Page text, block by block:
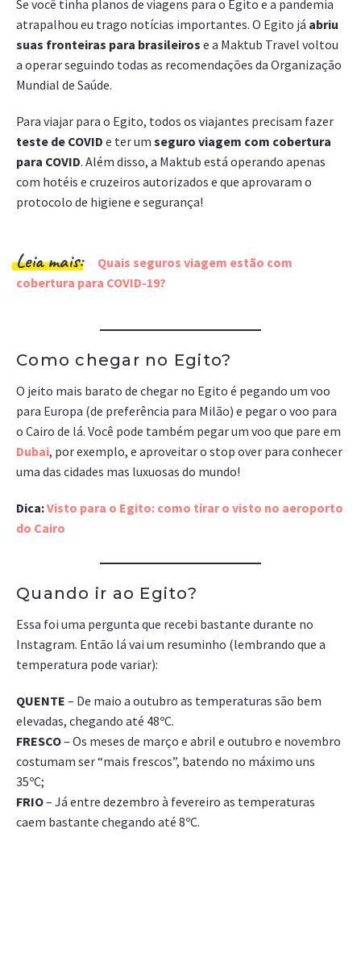
Se você tinha planos de viagens para o Egito e a pandemia
atrapalhou eu trago notícias importantes. O Egito já abriu
suas fronteiras para brasileiros e a Maktub Travel voltou
a operar seguindo todas as recomendações da Organização
Mundial de Saúde.
Para viajar para o Egito, todos os viajantes precisam fazer
teste de COVID e ter um seguro viagem com cobertura
para COVID. Além disso, a Maktub está operando apenas
com hotéis e cruzeiros autorizados e que aprovaram o
protocolo de higiene e segurança!
Leia mais:
Quais seguros viagem estão com
cobertura para COVID-19?
Como chegar no Egito?
O jeito mais barato de chegar no Egito é pegando um voo
para Europa (de preferência para Milão) e pegar o voo para
o Cairo de lá. Você pode também pegar um voo que pare em
Dubai, por exemplo, e aproveitar o stop over para conhecer
uma das cidades mas luxuosas do mundo!
Dica:Visto para o Egito: como tirar o visto no aeroporto
do Cairo
Quando ir ao Egito?
Essa foi uma pergunta que recebi bastante durante no
Instagram. Então lá vai um resuminho (lembrando que a
temperatura pode variar):
QUENTE – De maio a outubro as temperaturas são bem
elevadas, chegando até 48ºC.
FRESCO– Os meses de março e abril e outubro e novembro
costumam ser “mais frescos”, batendo no máximo uns
35ºC;
FRIO– Já entre dezembro à fevereiro as temperaturas
caem bastante chegando até 8ºC.